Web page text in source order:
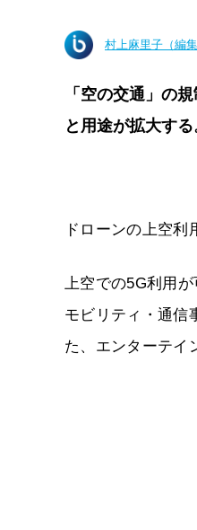
村上麻里子（編集
「空の交通」の
と用途が拡大す
ドローンの上空利
上空での5G利用
モビリティ・通信
た、エンターテイ